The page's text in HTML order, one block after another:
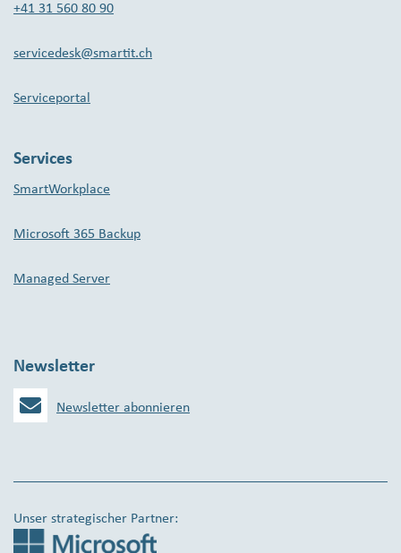
+41 31 560 80 90
servicedesk@smartit.ch
Serviceportal
Services
SmartWorkplace
Microsoft 365 Backup
Managed Server
Newsletter
Newsletter abonnieren
Unser strategischer Partner: